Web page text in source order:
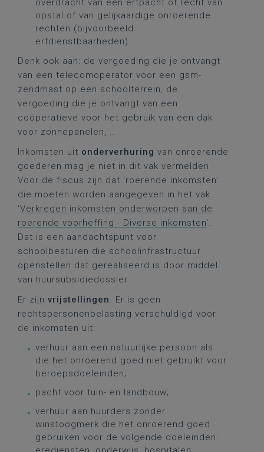
overdracht van een erfpacht of recht van
opstal of van gelijkaardige onroerende
rechten (bijvoorbeeld
erfdienstbaarheden).
Denk ook aan: de vergoeding die je ontvangt
van een telecomoperator voor een gsm-
zendmast op een schoolterrein, de
vergoeding die je ontvangt van een
coöperatieve voor het gebruik van een dak
voor zonnepanelen, …
Inkomsten uit onderverhuring van onroerende
goederen mag je niet in dit vak vermelden.
Voor de fiscus zijn dat ‘roerende inkomsten’
die moeten worden aangegeven in het vak
‘Verkregen inkomsten onderworpen aan de
roerende voorheffing - Diverse inkomsten'.
Dat is een aandachtspunt voor
schoolbesturen die schoolinfrastructuur
openstellen dat gerealiseerd is door middel
van huursubsidiedossier.
Er zijn vrijstellingen. Er is geen
rechtspersonenbelasting verschuldigd voor
de inkomsten uit:
verhuur aan een natuurlijke persoon als
die het onroerend goed niet gebruikt voor
beroepsdoeleinden;
pacht voor tuin- en landbouw;
verhuur aan huurders zonder
winstoogmerk die het onroerend goed
gebruiken voor de volgende doeleinden: